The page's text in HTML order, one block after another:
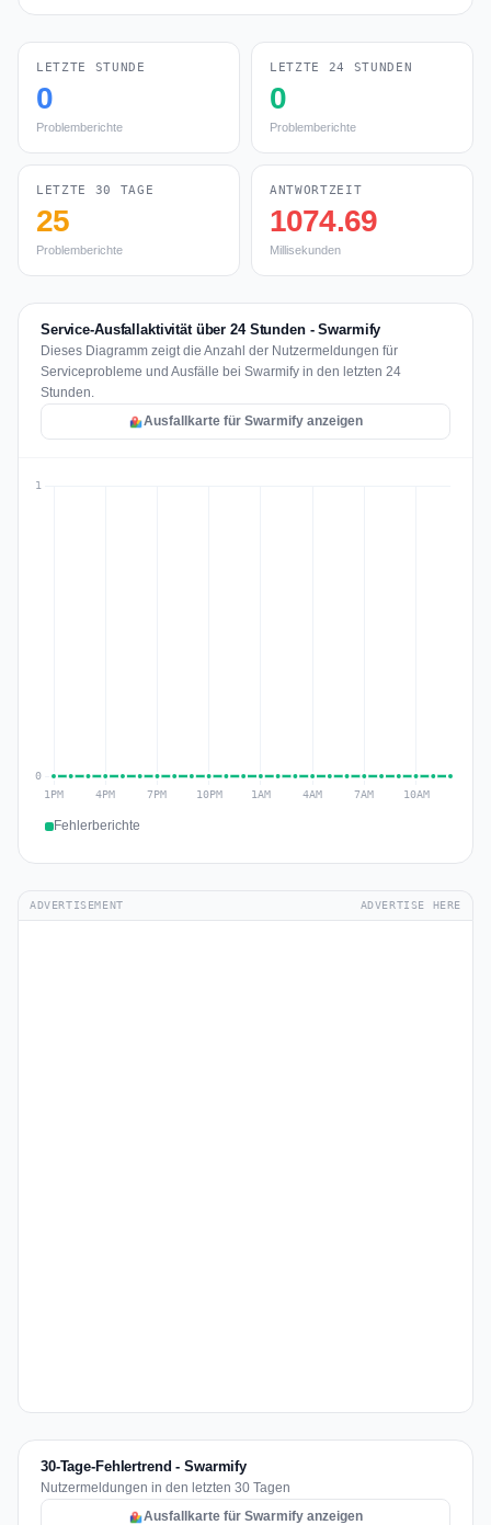
LETZTE STUNDE
0
Problemberichte
LETZTE 24 STUNDEN
0
Problemberichte
LETZTE 30 TAGE
25
Problemberichte
ANTWORTZEIT
1074.69
Millisekunden
Service-Ausfallaktivität über 24 Stunden - Swarmify
Dieses Diagramm zeigt die Anzahl der Nutzermeldungen für
Serviceprobleme und Ausfälle bei Swarmify in den letzten 24
Stunden.
Ausfallkarte für Swarmify anzeigen
Fehlerberichte
ADVERTISEMENT ADVERTISE HERE
30-Tage-Fehlertrend - Swarmify
Nutzermeldungen in den letzten 30 Tagen
Ausfallkarte für Swarmify anzeigen